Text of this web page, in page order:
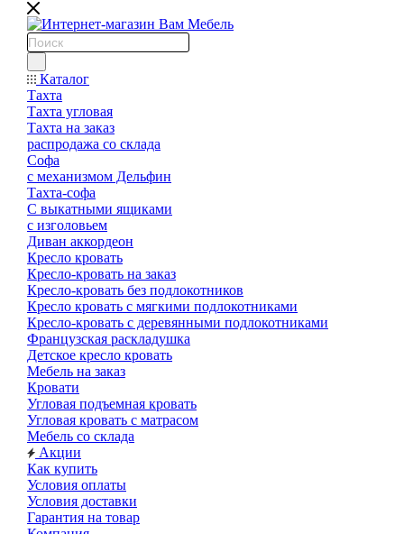
Каталог
Тахта
Тахта угловая
Тахта на заказ
распродажа со склада
Софа
с механизмом Дельфин
Тахта-софа
С выкатными ящиками
с изголовьем
Диван аккордеон
Кресло кровать
Кресло-кровать на заказ
Кресло-кровать без подлокотников
Кресло кровать с мягкими подлокотниками
Кресло-кровать с деревянными подлокотниками
Французская раскладушка
Детское кресло кровать
Мебель на заказ
Кровати
Угловая подъемная кровать
Угловая кровать с матрасом
Мебель со склада
Акции
Как купить
Условия оплаты
Условия доставки
Гарантия на товар